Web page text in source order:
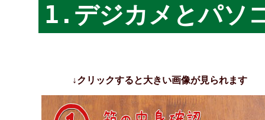
1.デジカメとパソ
↓クリックすると大きい画像が見られます